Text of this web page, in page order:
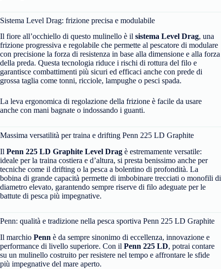
Sistema Level Drag: frizione precisa e modulabile
Il fiore all’occhiello di questo mulinello è il sistema Level Drag, una
frizione progressiva e regolabile che permette al pescatore di modulare
con precisione la forza di resistenza in base alla dimensione e alla forza
della preda. Questa tecnologia riduce i rischi di rottura del filo e
garantisce combattimenti più sicuri ed efficaci anche con prede di
grossa taglia come tonni, ricciole, lampughe o pesci spada.
La leva ergonomica di regolazione della frizione è facile da usare
anche con mani bagnate o indossando i guanti.
Massima versatilità per traina e drifting Penn 225 LD Graphite
Il Penn 225 LD Graphite Level Drag è estremamente versatile:
ideale per la traina costiera e d’altura, si presta benissimo anche per
tecniche come il drifting o la pesca a bolentino di profondità. La
bobina di grande capacità permette di imbobinare trecciati o monofili di
diametro elevato, garantendo sempre riserve di filo adeguate per le
battute di pesca più impegnative.
Penn: qualità e tradizione nella pesca sportiva Penn 225 LD Graphite
Il marchio Penn è da sempre sinonimo di eccellenza, innovazione e
performance di livello superiore. Con il Penn 225 LD, potrai contare
su un mulinello costruito per resistere nel tempo e affrontare le sfide
più impegnative del mare aperto.